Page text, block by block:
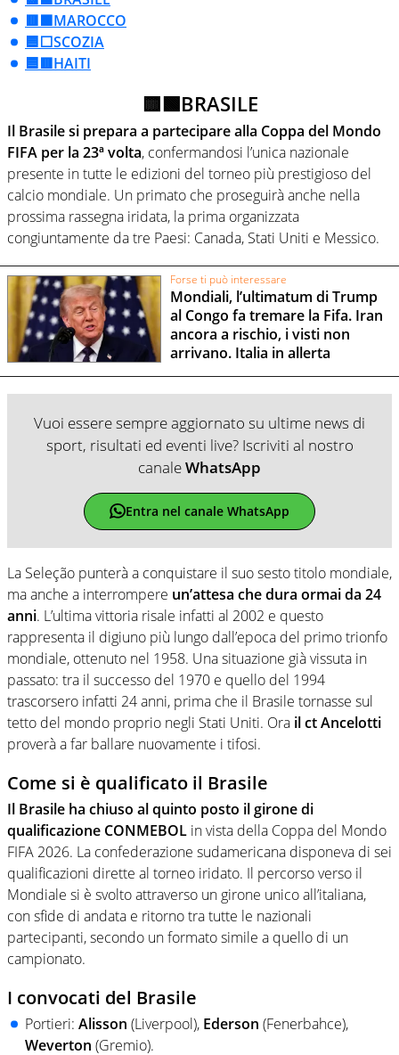
🟥🟩MAROCCO
🟦⬜SCOZIA
🟦🟥HAITI
🟨🟩BRASILE
Il Brasile si prepara a partecipare alla Coppa del Mondo
FIFA per la 23ª volta, confermandosi l’unica nazionale
presente in tutte le edizioni del torneo più prestigioso del
calcio mondiale. Un primato che proseguirà anche nella
prossima rassegna iridata, la prima organizzata
congiuntamente da tre Paesi: Canada, Stati Uniti e Messico.
Forse ti può interessare
Mondiali, l’ultimatum di Trump
al Congo fa tremare la Fifa. Iran
ancora a rischio, i visti non
arrivano. Italia in allerta
Vuoi essere sempre aggiornato su ultime news di
sport, risultati ed eventi live? Iscriviti al nostro
canaleWhatsApp
Entra nel canale WhatsApp
La Seleção punterà a conquistare il suo sesto titolo mondiale,
ma anche a interrompere un’attesa che dura ormai da 24
anni. L’ultima vittoria risale infatti al 2002 e questo
rappresenta il digiuno più lungo dall’epoca del primo trionfo
mondiale, ottenuto nel 1958. Una situazione già vissuta in
passato: tra il successo del 1970 e quello del 1994
trascorsero infatti 24 anni, prima che il Brasile tornasse sul
tetto del mondo proprio negli Stati Uniti. Ora il ct Ancelotti
proverà a far ballare nuovamente i tifosi.
Come si è qualificato il Brasile
Il Brasile ha chiuso al quinto posto il girone di
qualificazione CONMEBOL in vista della Coppa del Mondo
FIFA 2026. La confederazione sudamericana disponeva di sei
qualificazioni dirette al torneo iridato. Il percorso verso il
Mondiale si è svolto attraverso un girone unico all’italiana,
con sfide di andata e ritorno tra tutte le nazionali
partecipanti, secondo un formato simile a quello di un
campionato.
I convocati del Brasile
Portieri: Alisson (Liverpool), Ederson (Fenerbahce),
Weverton (Gremio).